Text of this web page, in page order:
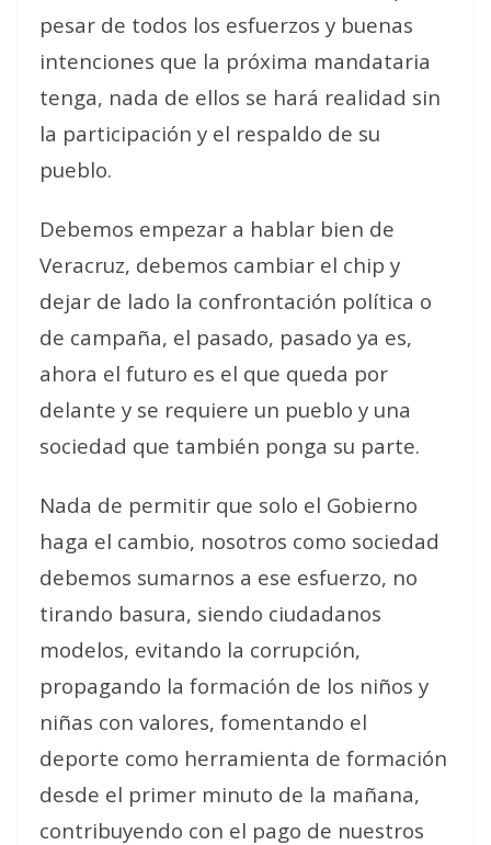
pesar de todos los esfuerzos y buenas
intenciones que la próxima mandataria
tenga, nada de ellos se hará realidad sin
la participación y el respaldo de su
pueblo.
Debemos empezar a hablar bien de
Veracruz, debemos cambiar el chip y
dejar de lado la confrontación política o
de campaña, el pasado, pasado ya es,
ahora el futuro es el que queda por
delante y se requiere un pueblo y una
sociedad que también ponga su parte.
Nada de permitir que solo el Gobierno
haga el cambio, nosotros como sociedad
debemos sumarnos a ese esfuerzo, no
tirando basura, siendo ciudadanos
modelos, evitando la corrupción,
propagando la formación de los niños y
niñas con valores, fomentando el
deporte como herramienta de formación
desde el primer minuto de la mañana,
contribuyendo con el pago de nuestros